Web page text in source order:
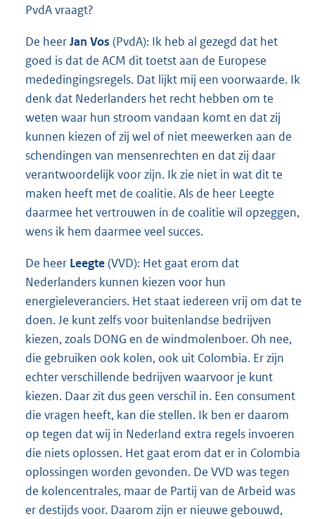
PvdA vraagt?
De heerJan Vos (PvdA): Ik heb al gezegd dat het
goed is dat de ACM dit toetst aan de Europese
mededingingsregels. Dat lijkt mij een voorwaarde. Ik
denk dat Nederlanders het recht hebben om te
weten waar hun stroom vandaan komt en dat zij
kunnen kiezen of zij wel of niet meewerken aan de
schendingen van mensenrechten en dat zij daar
verantwoordelijk voor zijn. Ik zie niet in wat dit te
maken heeft met de coalitie. Als de heer Leegte
daarmee het vertrouwen in de coalitie wil opzeggen,
wens ik hem daarmee veel succes.
De heer Leegte(VVD): Het gaat erom dat
Nederlanders kunnen kiezen voor hun
energieleveranciers. Het staat iedereen vrij om dat te
doen. Je kunt zelfs voor buitenlandse bedrijven
kiezen, zoals DONG en de windmolenboer. Oh nee,
die gebruiken ook kolen, ook uit Colombia. Er zijn
echter verschillende bedrijven waarvoor je kunt
kiezen. Daar zit dus geen verschil in. Een consument
die vragen heeft, kan die stellen. Ik ben er daarom
op tegen dat wij in Nederland extra regels invoeren
die niets oplossen. Het gaat erom dat er in Colombia
oplossingen worden gevonden. De VVD was tegen
de kolencentrales, maar de Partij van de Arbeid was
er destijds voor. Daarom zijn er nieuwe gebouwd,